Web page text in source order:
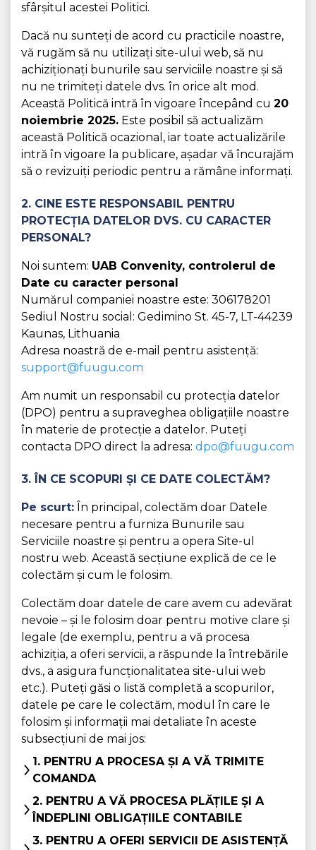
sfârșitul acestei Politici.
Dacă nu sunteți de acord cu practicile noastre,
vă rugăm să nu utilizați site-ului web, să nu
achiziționați bunurile sau serviciile noastre și să
nu ne trimiteți datele dvs. în orice alt mod.
Această Politică intră în vigoare începând cu 20
noiembrie 2025. Este posibil să actualizăm
această Politică ocazional, iar toate actualizările
intră în vigoare la publicare, așadar vă încurajăm
să o revizuiți periodic pentru a rămâne informați.
2. CINE ESTE RESPONSABIL PENTRU
PROTECȚIA DATELOR DVS. CU CARACTER
PERSONAL?
Noi suntem: UAB Convenity, controlerul de
Date cu caracter personal
Numărul companiei noastre este: 306178201
Sediul Nostru social: Gedimino St. 45-7, LT-44239
Kaunas, Lithuania
Adresa noastră de e-mail pentru asistență:
support@fuugu.com
Am numit un responsabil cu protecția datelor
(DPO) pentru a supraveghea obligațiile noastre
în materie de protecție a datelor. Puteți
contacta DPO direct la adresa: dpo@fuugu.com
3. ÎN CE SCOPURI ȘI CE DATE COLECTĂM?
Pe scurt: În principal, colectăm doar Datele
necesare pentru a furniza Bunurile sau
Serviciile noastre și pentru a opera Site-ul
nostru web. Această secțiune explică de ce le
colectăm și cum le folosim.
Colectăm doar datele de care avem cu adevărat
nevoie – și le folosim doar pentru motive clare și
legale (de exemplu, pentru a vă procesa
achiziția, a oferi servicii, a răspunde la întrebările
dvs., a asigura funcționalitatea site-ului web
etc.). Puteți găsi o listă completă a scopurilor,
datele pe care le colectăm, modul în care le
folosim și informații mai detaliate în aceste
subsecțiuni de mai jos:
1. PENTRU A PROCESA ȘI A VĂ TRIMITE
COMANDA
2. PENTRU A VĂ PROCESA PLĂȚILE ȘI A
ÎNDEPLINI OBLIGAȚIILE CONTABILE
3. PENTRU A OFERI SERVICII DE ASISTENȚĂ